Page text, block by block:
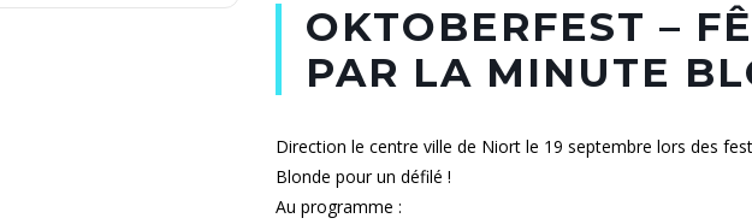
OKTOBERFEST –
PAR LA MINUTE
Direction le centre ville de Niort le 19 septembre lors des
Blonde pour un défilé !
Au programme :